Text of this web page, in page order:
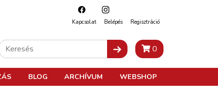
Kapcsolat Belépés Regisztráció
0
BLOG ARCHÍVUM WEBSHOP